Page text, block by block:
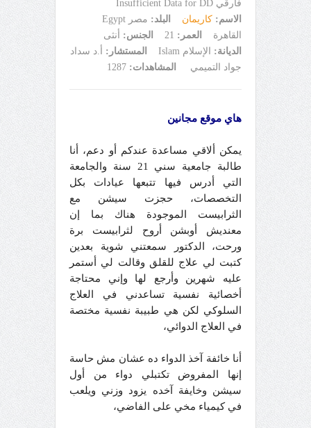
فارقي Insufficient Data for DD
الاسم: كاريمان البلد:
مصر Egypt
القاهرة
العمر: 21 الجنس:
أنثى
الديانة:
الإسلام Islam المستشار:
أ.د سداد
جواد التميمي
المشاهدات: 1287
هاي موقع مجانين
يمكن ألاقي مساعدة عندكم أو دعم، أنا
طالبة جامعية سني 21 سنة والجامعة
التي أدرس فيها تتبعها عيادات بكل
التخصصات، حجزت سيشن مع
الثرابيست الموجودة هناك بما إن
معنديش أوبشن أروح لثرابيست برة
ورحت، الدكتور سمعتني شوية بعدين
كتبت لي علاج للقلق وقالت لي أستمر
عليه شهرين وأرجع لها وإني محتاجة
أخصائية نفسية تساعدني في العلاج
السلوكي لكن هي طبيبة نفسية مختصة
في العلاج الدوائي،
أنا خائفة آخذ الدواء ده عشان مش حاسة
إنها المفروض تكتبلي دواء من أول
سيشن وخايفة آخده يزود وزني ويلعب
في كيمياء مخي على الفاضي،